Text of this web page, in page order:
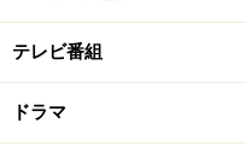
テレビ番組
ドラマ